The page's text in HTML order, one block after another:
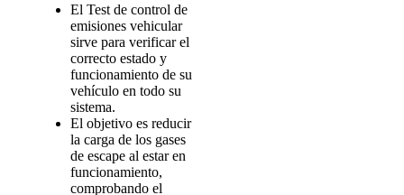
El Test de control de
emisiones vehicular
sirve para verificar el
correcto estado y
funcionamiento de su
vehículo en todo su
sistema.
El objetivo es reducir
la carga de los gases
de escape al estar en
funcionamiento,
comprobando el